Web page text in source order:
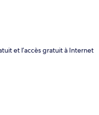
et l’accès gratuit à Internet